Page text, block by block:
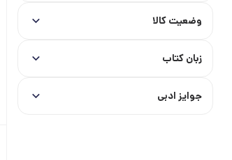
وضعیت کالا
زبان کتاب
جوایز ادبی